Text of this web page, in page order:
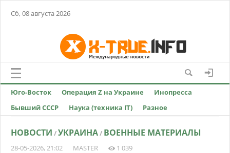
Сб, 08 августа 2026
Юго-Восток Операция Z на Украине
Инопресса
Бывший СССР
Наука (техника IT) Разное
НОВОСТИ /УКРАИНА/ ВОЕННЫЕ МАТЕРИАЛЫ
28-05-2026, 21:02 MASTER
1 039